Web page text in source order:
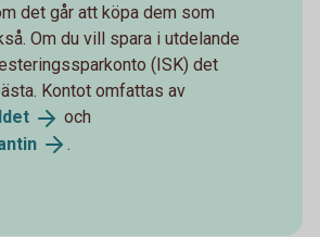
det går att köpa dem som
Om du vill spara i utdelande
(ISK) det
Kontot omfattas av
och
.